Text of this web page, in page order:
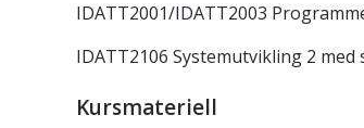
IDATT2001/IDATT2003
IDATT2106 Systemutvikling 2
Kursmateriell